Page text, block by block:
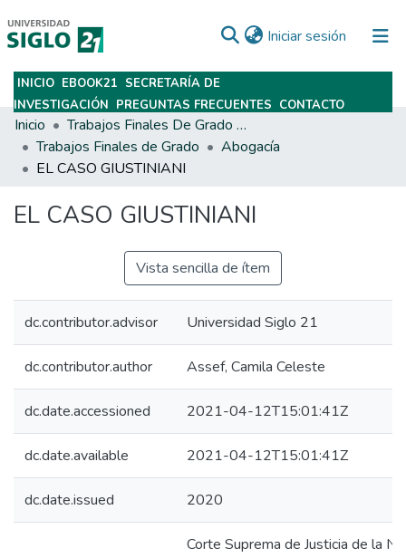
Iniciar sesión (current)
Subir
INICIO EBOOK21 SECRETARÍA DE
INVESTIGACIÓN PREGUNTAS FRECUENTES CONTACTO
Inicio
Trabajos Finales De Grado Y Posgrado
Trabajos Finales de Grado
Abogacía
EL CASO GIUSTINIANI
EL CASO GIUSTINIANI
Vista sencilla de ítem
dc.contributor.advisor Universidad Siglo 21
dc.contributor.author Assef, Camila Celeste
dc.date.accessioned 2021-04-12T15:01:41Z
dc.date.available 2021-04-12T15:01:41Z
dc.date.issued 2020
Corte Suprema de Justicia de la